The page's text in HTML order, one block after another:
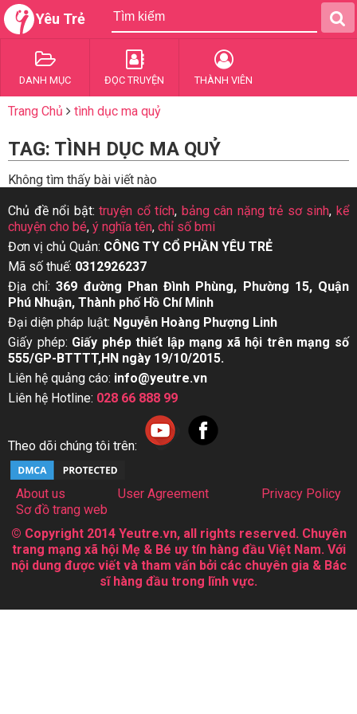
Yêu Trẻ
DANH MỤC ĐỌC TRUYỆN THÀNH VIÊN
Trang Chủ tình dục ma quỷ
TAG: TÌNH DỤC MA QUỶ
Không tìm thấy bài viết nào
Chủ đề nổi bật:truyện cổ tích, bảng cân nặng trẻ sơ sinh,kể
chuyện cho bé, ý nghĩa tên, chỉ số bmi
Đơn vị chủ Quản: CÔNG TY CỔ PHẦN YÊU TRẺ
Mã số thuế: 0312926237
Địa chỉ:369 đường Phan Đình Phùng, Phường 15, Quận
Phú Nhuận, Thành phố Hồ Chí Minh
Đại diện pháp luật: Nguyễn Hoàng Phượng Linh
Giấy phép: Giấy phép thiết lập mạng xã hội trên mạng số
555/GP-BTTTT,HN ngày 19/10/2015.
Liên hệ quảng cáo: info@yeutre.vn
Liên hệ Hotline: 028 66 888 99
Theo dõi chúng tôi trên:
About us User Agreement
Privacy Policy
Sơ đồ trang web
© Copyright 2014 Yeutre.vn, all rights reserved. Chuyên
trang mạng xã hội Mẹ & Bé uy tín hàng đầu Việt Nam. Với
nội dung được viết và tham vấn bởi các chuyên gia & Bác
sĩ hàng đầu trong lĩnh vực.